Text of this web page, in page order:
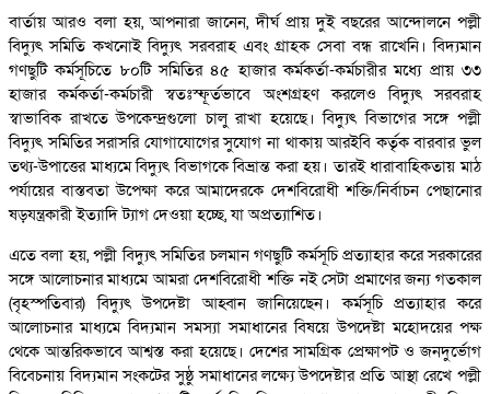
বার্তায় আরও বলা হয়, আপনারা জানেন, দীর্ঘ প্রায় দুই বছরের আন্দোলনে পল্লী
বিদ্যুৎ সমিতি কখনোই বিদ্যুৎ সরবরাহ এবং গ্রাহক সেবা বন্ধ রাখেনি। বিদ্যমান
গণছুটি কর্মসূচিতে ৮০টি সমিতির ৪৫ হাজার কর্মকর্তা-কর্মচারীর মধ্যে প্রায় ৩৩
হাজার কর্মকর্তা-কর্মচারী স্বতঃস্ফূর্তভাবে অংশগ্রহণ করলেও বিদ্যুৎ সরবরাহ
স্বাভাবিক রাখতে উপকেন্দ্রগুলো চালু রাখা হয়েছে। বিদ্যুৎ বিভাগের সঙ্গে পল্লী
বিদ্যুৎ সমিতির সরাসরি যোগাযোগের সুযোগ না থাকায় আরইবি কর্তৃক বারবার ভুল
তথ্য-উপাত্তের মাধ্যমে বিদ্যুৎ বিভাগকে বিভ্রান্ত করা হয়। তারই ধারাবাহিকতায় মাঠ
পর্যায়ের বাস্তবতা উপেক্ষা করে আমাদেরকে দেশবিরোধী শক্তি/নির্বাচন পেছানোর
ষড়যন্ত্রকারী ইত্যাদি ট্যাগ দেওয়া হচ্ছে, যা অপ্রত্যাশিত।
এতে বলা হয়, পল্লী বিদ্যুৎ সমিতির চলমান গণছুটি কর্মসূচি প্রত্যাহার করে সরকারের
সঙ্গে আলোচনার মাধ্যমে আমরা দেশবিরোধী শক্তি নই সেটা প্রমাণের জন্য গতকাল
(বৃহস্পতিবার) বিদ্যুৎ উপদেষ্টা আহ্বান জানিয়েছেন। কর্মসূচি প্রত্যাহার করে
আলোচনার মাধ্যমে বিদ্যমান সমস্যা সমাধানের বিষয়ে উপদেষ্টা মহোদয়ের পক্ষ
থেকে আন্তরিকভাবে আশ্বস্ত করা হয়েছে। দেশের সামগ্রিক প্রেক্ষাপট ও জনদুর্ভোগ
বিবেচনায় বিদ্যমান সংকটের সুষ্ঠু সমাধানের লক্ষ্যে উপদেষ্টার প্রতি আস্থা রেখে পল্লী